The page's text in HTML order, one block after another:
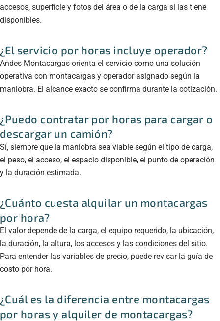
accesos, superficie y fotos del área o de la carga si las tiene
disponibles.
¿El servicio por horas incluye operador?
Andes Montacargas orienta el servicio como una solución
operativa con montacargas y operador asignado según la
maniobra. El alcance exacto se confirma durante la cotización.
¿Puedo contratar por horas para cargar o
descargar un camión?
Sí, siempre que la maniobra sea viable según el tipo de carga,
el peso, el acceso, el espacio disponible, el punto de operación
y la duración estimada.
¿Cuánto cuesta alquilar un montacargas
por hora?
El valor depende de la carga, el equipo requerido, la ubicación,
la duración, la altura, los accesos y las condiciones del sitio.
Para entender las variables de precio, puede revisar la guía de
costo por hora.
¿Cuál es la diferencia entre montacargas
por horas y alquiler de montacargas?